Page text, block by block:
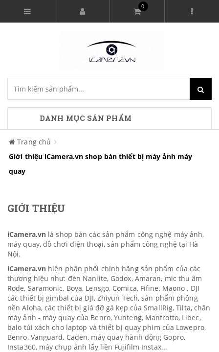
0
DANH MỤC SẢN PHẨM
Trang chủ
Giới thiệu iCamera.vn shop bán thiết bị máy ảnh máy
quay
GIỚI THIỆU
iCamera.vn là shop bán các sản phẩm công nghệ máy ảnh,
máy quay, đồ chơi điện thoại, sản phẩm công nghệ tại Hà
Nội.
iCamera.vn hiện phân phối chính hãng sản phẩm của các
thương hiệu như: đèn Nanlite, Godox, Amaran, mic thu âm
Rode, Saramonic, Boya, Lensgo, Comica, Fifine, Maono , DJI
các thiết bị gimbal của DJI, Zhiyun Tech, sản phẩm phông
nền Aloha, các thiết bị giá đỡ gá kẹp của SmallRig, Tilta, chân
máy ảnh - máy quay của Benro, Yunteng, Manfrotto, Libec,
balo túi xách cho laptop và thiết bị quay phim của Lowepro,
Benro, Vanguard, Caden, máy quay hành động Gopro,
Insta360, máy chụp ảnh lấy liền Fujifilm Instax...